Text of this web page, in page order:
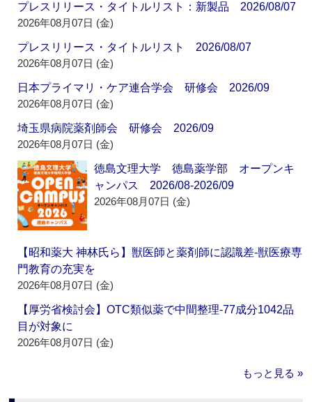
プレスリリース・タイトルリスト：新製品 2026/08/07
2026年08月07日 (金)
プレスリリース・タイトルリスト 2026/08/07
2026年08月07日 (金)
日本プライマリ・ケア連合学会 研修会 2026/09
2026年08月07日 (金)
埼玉県病院薬剤師会 研修会 2026/09
2026年08月07日 (金)
徳島文理大学 徳島薬学部 オープンキ
ャンパス 2026/08-2026/09
2026年08月07日 (金)
【昭和薬大 神林氏ら】獣医師と薬剤師に認識差‐獣医療専
門教育の充実を
2026年08月07日 (金)
【厚労省検討会】OTC類似薬で中間整理‐77成分1042品
目が対象に
2026年08月07日 (金)
もっと見る »